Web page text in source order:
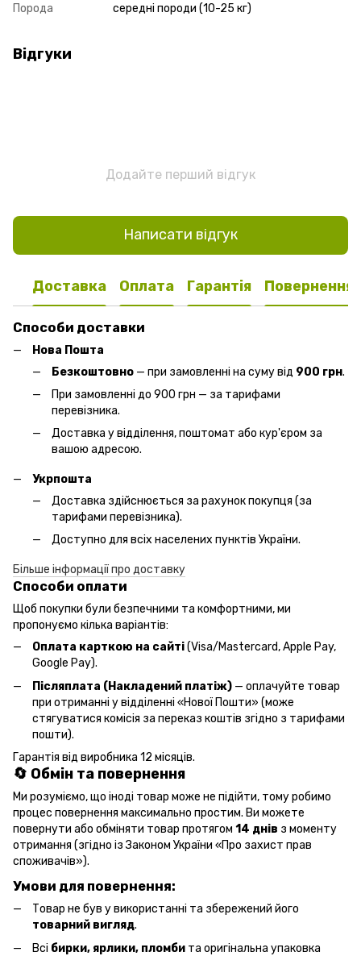
Порода середні породи (10-25 кг)
Відгуки
Додайте перший відгук
Написати відгук
Доставка Оплата Гарантія Повернення
Способи доставки
Нова Пошта
Безкоштовно — при замовленні на суму від 900 грн.
При замовленні до 900 грн — за тарифами
перевізника.
Доставка у відділення, поштомат або кур'єром за
вашою адресою.
Укрпошта
Доставка здійснюється за рахунок покупця (за
тарифами перевізника).
Доступно для всіх населених пунктів України.
Більше інформації про доставку
Способи оплати
Щоб покупки були безпечними та комфортними, ми
пропонуємо кілька варіантів:
Оплата карткою на сайті(Visa/Mastercard, Apple Pay,
Google Pay).
Післяплата (Накладений платіж) — оплачуйте товар
при отриманні у відділенні «Нової Пошти» (може
стягуватися комісія за переказ коштів згідно з тарифами
пошти).
Гарантія від виробника 12 місяців.
🔄 Обмін та повернення
Ми розуміємо, що іноді товар може не підійти, тому робимо
процес повернення максимально простим. Ви можете
повернути або обміняти товар протягом 14 днів з моменту
отримання (згідно із Законом України «Про захист прав
споживачів»).
Умови для повернення:
Товар не був у використанні та збережений його
товарний вигляд.
Всі бирки, ярлики, пломби та оригінальна упаковка